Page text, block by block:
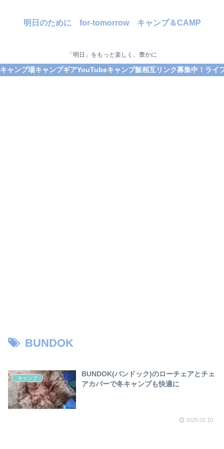
明日のために for-tomorrow キャンプ＆CAMP
「明日」をもっと楽しく、豊かに
キャンプ場キャンプギアYouTubeキャンプ飯相互リンク募集中！ ライ
BUNDOK
キャンプ
BUNDOK(バンドック)のローチェアとチェ
アカバーで冬キャンプも快適に
2025.02.10